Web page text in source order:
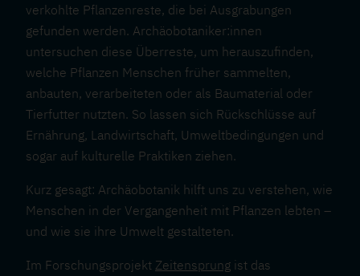
verkohlte Pflanzenreste, die bei Ausgrabungen
gefunden werden. Archäobotaniker:innen
untersuchen diese Überreste, um herauszufinden,
welche Pflanzen Menschen früher sammelten,
anbauten, verarbeiteten oder als Baumaterial oder
Tierfutter nutzten. So lassen sich Rückschlüsse auf
Ernährung, Landwirtschaft, Umweltbedingungen und
sogar auf kulturelle Praktiken ziehen.
Kurz gesagt: Archäobotanik hilft uns zu verstehen, wie
Menschen in der Vergangenheit mit Pflanzen lebten –
und wie sie ihre Umwelt gestalteten.
Im Forschungsprojekt Zeitensprung ist das